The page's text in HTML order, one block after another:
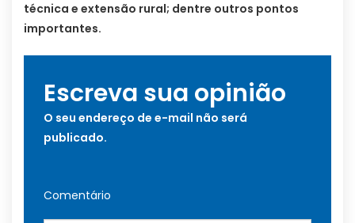
técnica e extensão rural; dentre outros pontos
importantes.
Escreva sua opinião
O seu endereço de e-mail não será
publicado.
Comentário